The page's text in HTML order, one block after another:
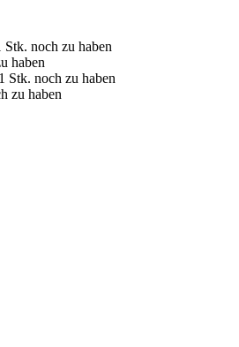
noch zu haben
haben
noch zu haben
zu haben